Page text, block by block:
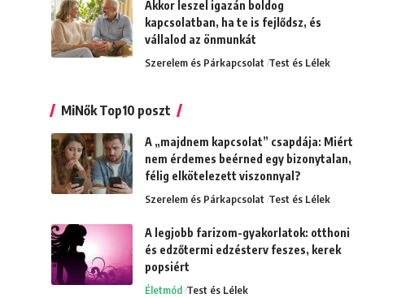
Akkor leszel igazán boldog
kapcsolatban, ha te is fejlődsz, és
vállalod az önmunkát
Szerelem és Párkapcsolat Test és Lélek
MiNők Top10 poszt
A „majdnem kapcsolat” csapdája: Miért
nem érdemes beérned egy bizonytalan,
félig elkötelezett viszonnyal?
Szerelem és Párkapcsolat Test és Lélek
A legjobb farizom-gyakorlatok: otthoni
és edzőtermi edzésterv feszes, kerek
popsiért
Életmód Test és Lélek